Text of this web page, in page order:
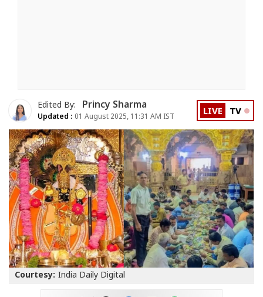
Edited By: Princy Sharma
Updated : 01 August 2025, 11:31 AM IST LIVE TV
Courtesy: India Daily Digital